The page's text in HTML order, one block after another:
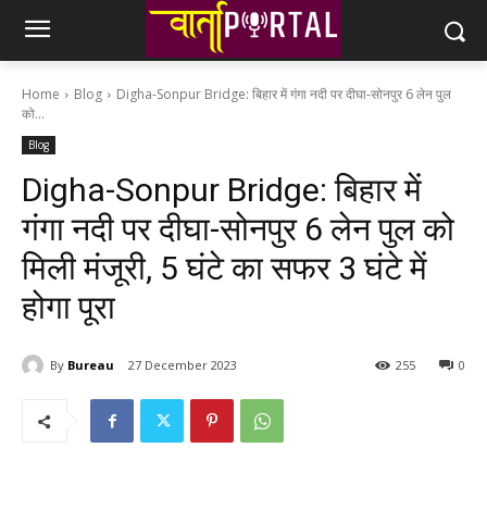
Home Blog
Digha-Sonpur Bridge: बिहार में गंगा नदी पर दीघा-सोनपुर 6 लेन पुल
को...
Blog
Digha-Sonpur Bridge: बिहार में
गंगा नदी पर दीघा-सोनपुर 6 लेन पुल को
मिली मंजूरी, 5 घंटे का सफर 3 घंटे में
होगा पूरा
By Bureau 27 December 2023 0
255